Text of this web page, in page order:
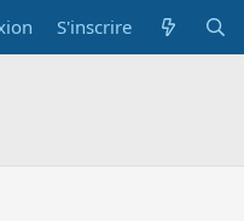
S'inscrire